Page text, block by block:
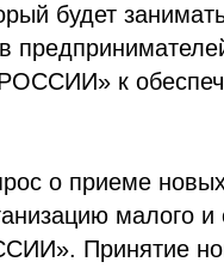
будет
к
о приеме
малого и
Принятие